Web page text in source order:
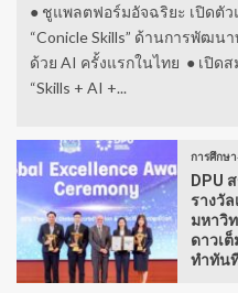
● ชูแพลตฟอร์มอัจฉริยะ เปิดตั
“Conicle Skills” ด้านการพัฒ
ด้วย AI ครั้งแรกในไทย ● เปิ
“Skills + AI +...
การศึกษ
DPU
รางวัล
มหาวิ
ดาวเ
ทำทัน